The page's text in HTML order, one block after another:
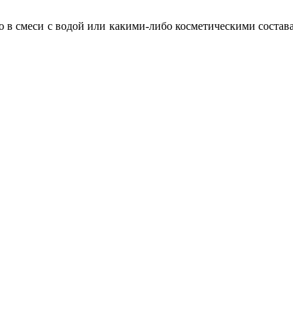
смеси с водой или какими-либо косметическими